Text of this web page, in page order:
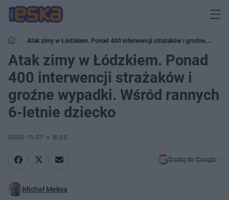
Atak zimy w Łódzkiem. Ponad 400 interwencji strażaków i groźne
wypadki. Wśród rannych 6-letnie dziecko
Atak zimy w Łódzkiem. Ponad
400 interwencji strażaków i
groźne wypadki. Wśród rannych
6-letnie dziecko
2025-11-27 8:23
Dodaj do Google
Michał Meksa